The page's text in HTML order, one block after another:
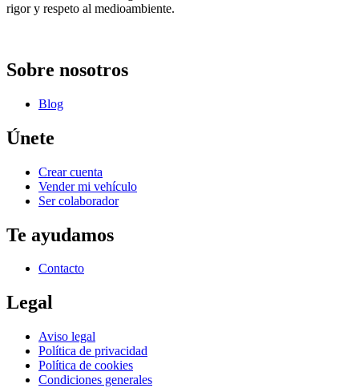
rigor y respeto al medioambiente.
Sobre nosotros
Blog
Únete
Crear cuenta
Vender mi vehículo
Ser colaborador
Te ayudamos
Contacto
Legal
Aviso legal
Política de privacidad
Política de cookies
Condiciones generales